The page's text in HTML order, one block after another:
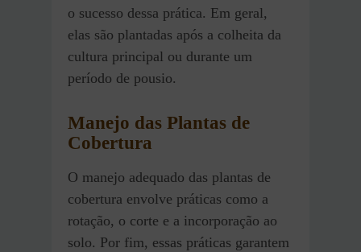
o sucesso dessa prática. Em geral,
elas são plantadas após a colheita da
cultura principal ou durante um
período de pousio.
Manejo das Plantas de
Cobertura
O manejo adequado das plantas de
cobertura envolve práticas como a
rotação, o corte e a incorporação ao
solo. Por fim, essas práticas garantem